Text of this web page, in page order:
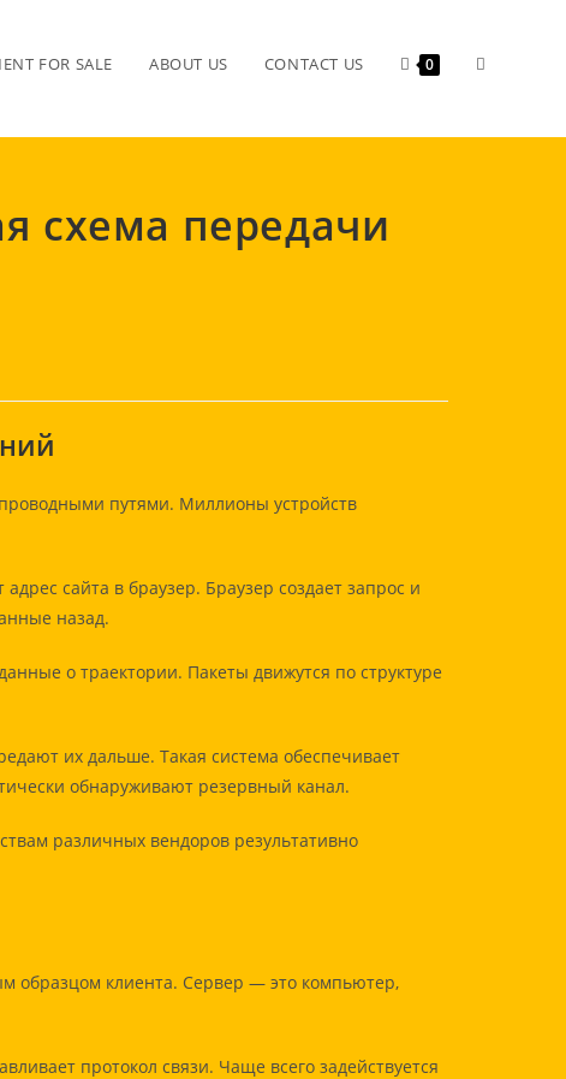
FOR SALE ABOUT US CONTACT US 0 Toggle
схема передачи
путями. Миллионы устройств
сайта в браузер. Браузер создает запрос и
назад.
о траектории. Пакеты движутся по структуре
их дальше. Такая система обеспечивает
обнаруживают резервный канал.
различных вендоров результативно
образцом клиента. Сервер — это компьютер,
протокол связи. Чаще всего задействуется